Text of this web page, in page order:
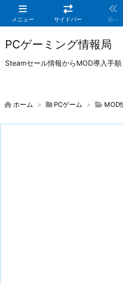
メニュー サイドバー 前へ
PCゲーミング情報局
Steamセール情報からMOD導入手
ホーム > PCゲーム > MOD